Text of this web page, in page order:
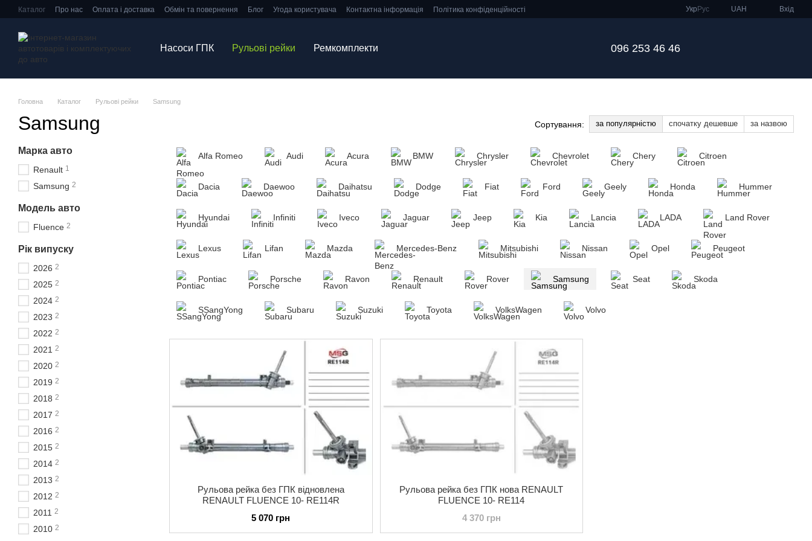
Перейти до основного контенту
Каталог Про нас Оплата і доставка Обмін та повернення Блог Угода користувача Контактна інформація Політика конфіденційності Укр Рус UAH Вхід
Насоси ГПК Рульові рейки Ремкомплекти 096 253 46 46
Головна Каталог Рульові рейки Samsung
Samsung Сортування: за популярністю спочатку дешевше за назвою
Alfa Romeo Audi Acura BMW Chrysler Chevrolet Chery Citroen
Dacia Daewoo Daihatsu Dodge Fiat Ford Geely Honda Hummer
Hyundai Infiniti Iveco Jaguar Jeep Kia Lancia LADA Land Rover
Lexus Lifan Mazda Mercedes-Benz Mitsubishi Nissan Opel Peugeot
Pontiac Porsche Ravon Renault Rover Samsung Seat Skoda
SSangYong Subaru Suzuki Toyota VolksWagen Volvo
Рульова рейка без ГПК відновлена
RENAULT FLUENCE 10- RE114R
5 070 грн
Рульова рейка без ГПК нова RENAULT
FLUENCE 10- RE114
4 370 грн
Марка авто
Renault 1
Samsung 2
Модель авто
Fluence 2
Рік випуску
2026 2
2025 2
2024 2
2023 2
2022 2
2021 2
2020 2
2019 2
2018 2
2017 2
2016 2
2015 2
2014 2
2013 2
2012 2
2011 2
2010 2